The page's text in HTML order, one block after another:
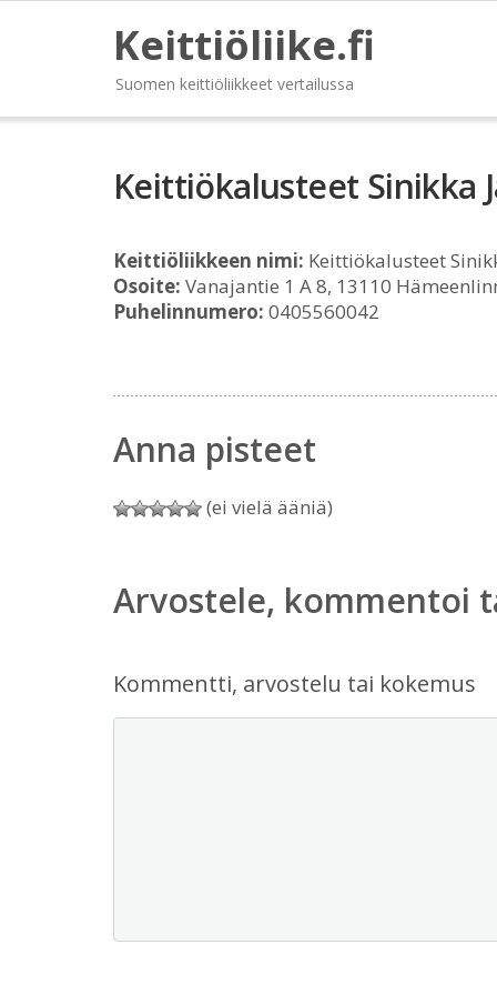
Keittiöliike.fi
Suomen keittiöliikkeet vertailussa
Keittiökalusteet Sinikka
Keittiöliikkeen nimi: Keittiökalusteet
Osoite: Vanajantie 1 A 8, 13110
Puhelinnumero: 0405560042
Anna pisteet
(ei vielä ääniä)
Arvostele, kommentoi
Kommentti, arvostelu tai kokemus